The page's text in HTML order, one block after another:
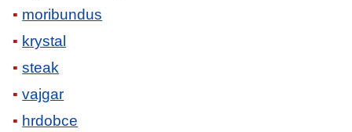
moribundus
krystal
steak
vajgar
hrdobce